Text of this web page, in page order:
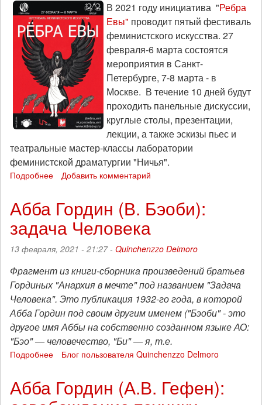
В 2021 году инициатива "Ребра
Евы" проводит пятый фестиваль
феминистского искусства. 27
февраля-6 марта состоятся
мероприятия в Санкт-
Петербурге, 7-8 марта - в
Москве. В течение 10 дней будут
проходить панельные дискуссии,
круглые столы, презентации,
лекции, а также эскизы пьес и
театральные мастер-классы лаборатории
феминистской драматургии "Ничья".
Подробнее
Петербурге
Москве
пройдет
фестиваль
феминистского
искусства
Добавить комментарий
Абба Гордин (В. Бэоби):
задача Человека
13 февраля, 2021 - 21:27 - Quinchenzzo Delmoro
Фрагмент из книги-сборника произведений братьев
Гординых "Анархия в мечте" под названием "Задача
Человека". Это публикация 1932-го года, в которой
Абба Гордин под своим другим именем ("Бэоби" - это
другое имя Аббы на собственно созданном языке АО:
"Бэо" — человечество, "Би" — я, т.е.
Подробнее
Бэоби):
Блог пользователя Quinchenzzo Delmoro
Абба Гордин (А.В. Гефен):